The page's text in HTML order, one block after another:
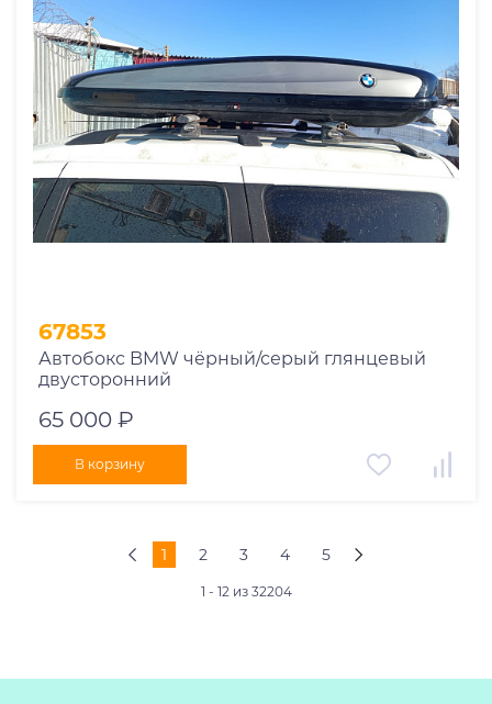
67853
Автобокс BMW чёрный/серый глянцевый
двусторонний
65 000 ₽
В корзину
1 2 3 4 5
1 - 12 из 32204